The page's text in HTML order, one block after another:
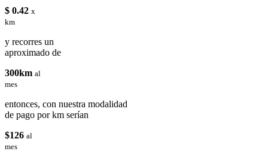
$ 0.42 x
km
y recorres un
aproximado de
300km al
mes
entonces, con nuestra modalidad
de pago por km serían
$126 al
mes